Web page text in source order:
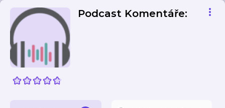
Podcast Komentáře: